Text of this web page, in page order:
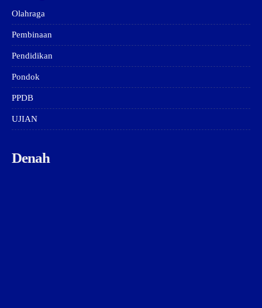
Olahraga
Pembinaan
Pendidikan
Pondok
PPDB
UJIAN
Denah